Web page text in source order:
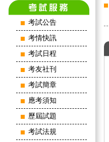
考試公告
考情快訊
考試日程
考友社刊
考試簡章
應考須知
歷屆試題
考試法規